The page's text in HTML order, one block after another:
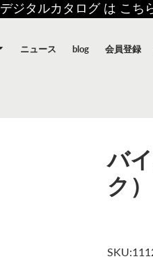
デジタルカタログ は こち
ニュース blog 会員登録
バ
ク）